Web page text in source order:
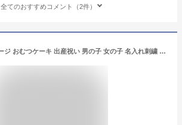
全てのおすすめコメント（2件）
おさるのジョージ おむつケーキ 出産祝い 男の子 女の子 名入れ刺繍 2段 オムツケーキ ギフトセット Curious George ダイパーケーキ パンパーステープタイプＳサイズ